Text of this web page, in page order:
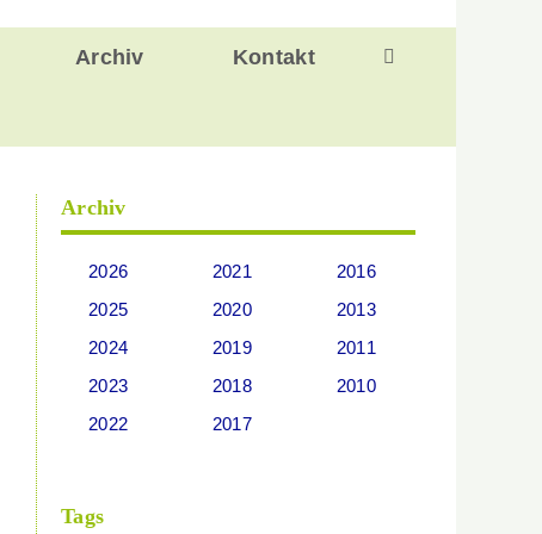
Archiv Kontakt
Archiv
2026
2025
2024
2023
2022
2021
2020
2019
2018
2017
2016
2013
2011
2010
Tags